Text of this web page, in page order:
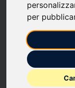
per
juillet 2026 à
Le Neptune Club
plongée gratuits
au 19 août inclus.
Apportez maillot et
est obligatoire pour